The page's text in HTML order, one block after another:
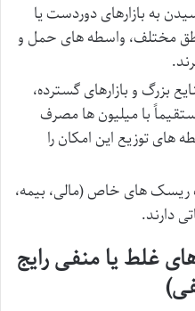
به بازارهای دوردست یا
مختلف، واسطه های حمل و
بزرگ و بازارهای گسترده،
با میلیون ها مصرف
های توزیع این امکان را
ریسک های خاص (مالی، بیمه،
دارند.
غلط یا منفی رایج